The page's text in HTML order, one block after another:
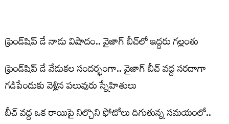
ఫ్రెండ్‌షిప్ డే నాడు విషాదం.. వైజాగ్ బీచ్‌లో ఇద్దరు గల్లంతు
ఫ్రెండ్‌షిప్ డే వేడుకల సందర్భంగా.. వైజాగ్ బీచ్ వద్ద సరదాగా
గడిపేందుకు వెళ్లిన పలువురు స్నేహితులు
బీచ్ వద్ద ఒక రాయిపై నిల్చొని ఫోటోలు దిగుతున్న సమయంలో..